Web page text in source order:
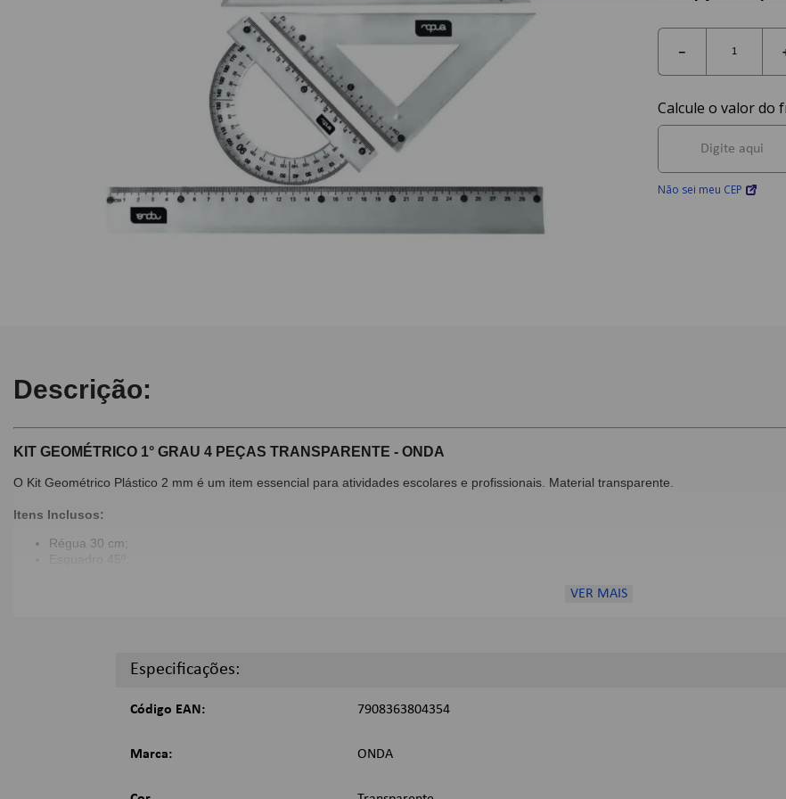
－
Não sei meu CEP
Descrição:
KIT GEOMÉTRICO 1° GRAU 4 PEÇAS TRANSPARENTE - ONDA
O Kit Geométrico Plástico 2 mm é um item essencial para atividades escolares e profissionais. Material transparente.
Itens Inclusos:
Régua 30 cm;
VER MAIS
Especificações:
Código EAN: 7908363804354
Marca: ONDA
caderno